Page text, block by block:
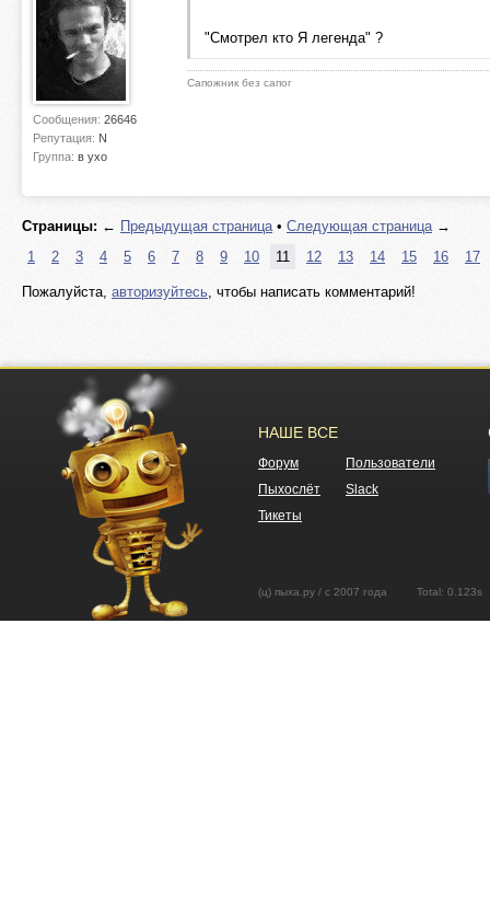
Сообщения: 26646
Репутация: N
Группа: в ухо
"Смотрел кто Я легенда" ?
Сапожник без сапог
Страницы: ← Предыдущая страница• Следующая страница→
1
2 3 4 5 6 7 8 9 10 11 12 13 14 15 16 17
Пожалуйста, авторизуйтесь, чтобы написать комментарий!
НАШЕ ВСЕ
Форум
Пользователи
Пыхослёт
Slack
Тикеты
(ц) пыха.ру / с 2007 года Total: